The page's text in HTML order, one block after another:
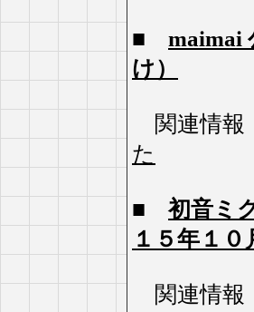
■ maimai
け）
関連情
た
■ 初音ミ
１５年１０
関連情